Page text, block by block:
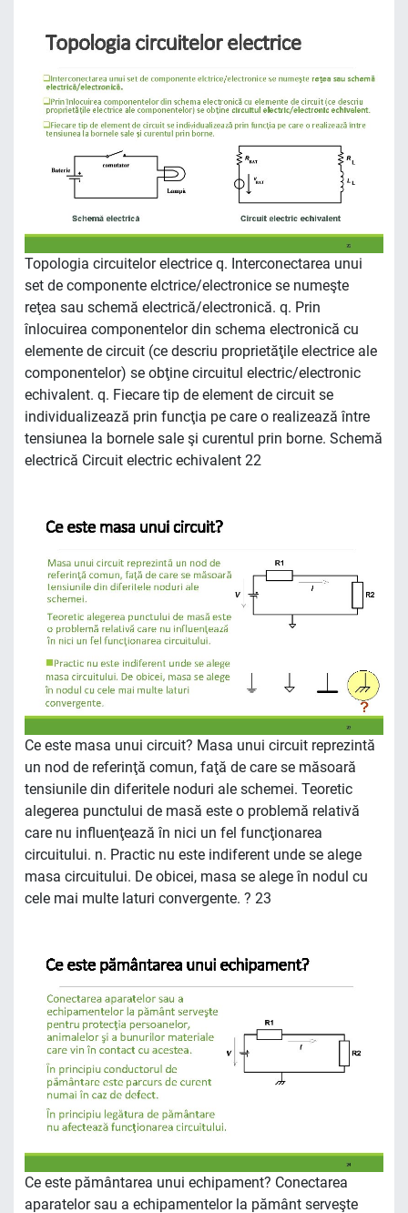
Topologia circuitelor electrice q. Interconectarea unui
set de componente elctrice/electronice se numeşte
reţea sau schemă electrică/electronică. q. Prin
înlocuirea componentelor din schema electronică cu
elemente de circuit (ce descriu proprietăţile electrice ale
componentelor) se obţine circuitul electric/electronic
echivalent. q. Fiecare tip de element de circuit se
individualizează prin funcţia pe care o realizează între
tensiunea la bornele sale şi curentul prin borne. Schemă
electrică Circuit electric echivalent 22
Ce este masa unui circuit? Masa unui circuit reprezintă
un nod de referinţă comun, faţă de care se măsoară
tensiunile din diferitele noduri ale schemei. Teoretic
alegerea punctului de masă este o problemă relativă
care nu influenţează în nici un fel funcţionarea
circuitului. n. Practic nu este indiferent unde se alege
masa circuitului. De obicei, masa se alege în nodul cu
cele mai multe laturi convergente. ? 23
Ce este pământarea unui echipament? Conectarea
aparatelor sau a echipamentelor la pământ serveşte